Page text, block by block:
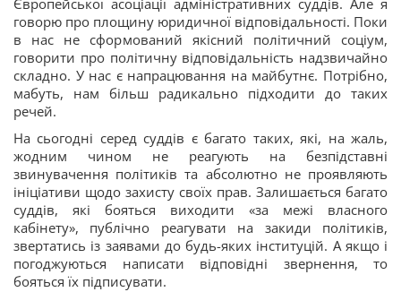
Європейської асоціації адміністративних суддів. Але я
говорю про площину юридичної відповідальності. Поки
в нас не сформований якісний політичний соціум,
говорити про політичну відповідальність надзвичайно
складно. У нас є напрацювання на майбутнє. Потрібно,
мабуть, нам більш радикально підходити до таких
речей.
На сьогодні серед суддів є багато таких, які, на жаль,
жодним чином не реагують на безпідставні
звинувачення політиків та абсолютно не проявляють
ініціативи щодо захисту своїх прав. Залишається багато
суддів, які бояться виходити «за межі власного
кабінету», публічно реагувати на закиди політиків,
звертатись із заявами до будь-яких інституцій. А якщо і
погоджуються написати відповідні звернення, то
бояться їх підписувати.